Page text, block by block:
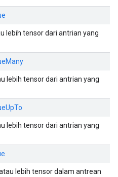
lebih tensor dari antrian yang
lebih tensor dari antrian yang
lebih tensor dari antrian yang
lebih tensor dalam antrean